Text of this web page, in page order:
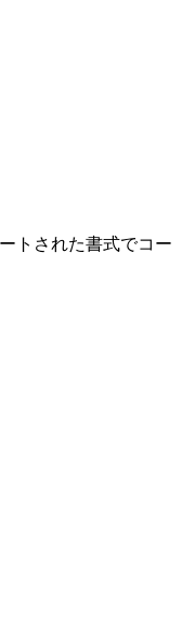
トされた書式でコー